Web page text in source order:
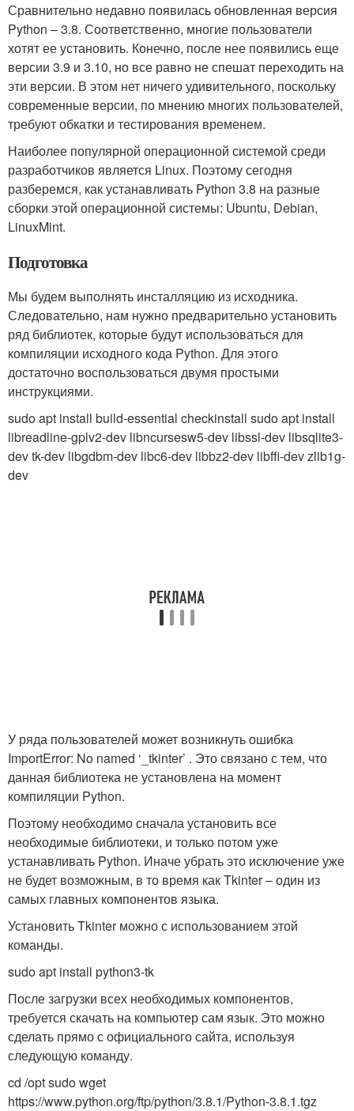
Сравнительно недавно появилась обновленная версия
Python – 3.8. Соответственно, многие пользователи
хотят ее установить. Конечно, после нее появились еще
версии 3.9 и 3.10, но все равно не спешат переходить на
эти версии. В этом нет ничего удивительного, поскольку
современные версии, по мнению многих пользователей,
требуют обкатки и тестирования временем.
Наиболее популярной операционной системой среди
разработчиков является Linux. Поэтому сегодня
разберемся, как устанавливать Python 3.8 на разные
сборки этой операционной системы: Ubuntu, Debian,
LinuxMint.
Подготовка
Мы будем выполнять инсталляцию из исходника.
Следовательно, нам нужно предварительно установить
ряд библиотек, которые будут использоваться для
компиляции исходного кода Python. Для этого
достаточно воспользоваться двумя простыми
инструкциями.
sudo apt install build-essential checkinstall sudo apt install
libreadline-gplv2-dev libncursesw5-dev libssl-dev libsqlite3-
dev tk-dev libgdbm-dev libc6-dev libbz2-dev libffi-dev zlib1g-
dev
У ряда пользователей может возникнуть ошибка
ImportError: No named ‘_tkinter’ . Это связано с тем, что
данная библиотека не установлена на момент
компиляции Python.
Поэтому необходимо сначала установить все
необходимые библиотеки, и только потом уже
устанавливать Python. Иначе убрать это исключение уже
не будет возможным, в то время как Tkinter – один из
самых главных компонентов языка.
Установить Tkinter можно с использованием этой
команды.
sudo apt install python3-tk
После загрузки всех необходимых компонентов,
требуется скачать на компьютер сам язык. Это можно
сделать прямо с официального сайта, используя
следующую команду.
cd /opt sudo wget
https://www.python.org/ftp/python/3.8.1/Python-3.8.1.tgz